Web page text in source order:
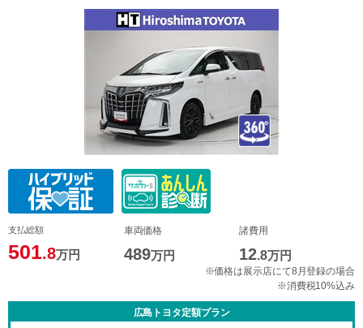
支払総額
501.8万円
車両価格
489万円
諸費用
12.8万円
※価格は展示店にて8月登録の場合
※消費税10%込み
広島トヨタ定額プラン